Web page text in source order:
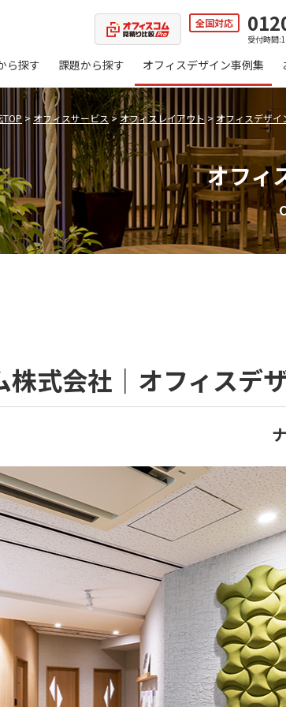
全国対応
受付時間
ら探す 課題から探す オフィスデザイン事例集
> オフィスサービス>オフィスレイアウト > オフィスデザイ
オフィ
株式会社｜オフィスデ